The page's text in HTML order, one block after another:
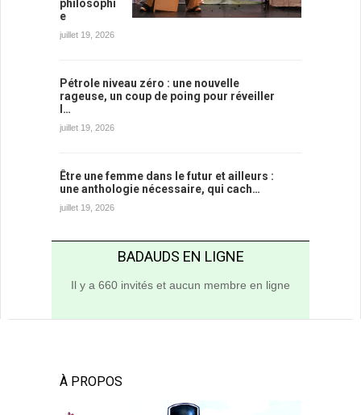
philosophi
e
juillet 19, 2026
Pétrole niveau zéro : une nouvelle
rageuse, un coup de poing pour réveiller
l…
juillet 19, 2026
Être une femme dans le futur et ailleurs :
une anthologie nécessaire, qui cach…
juillet 19, 2026
BADAUDS EN LIGNE
Il y a 660 invités et aucun membre en ligne
À PROPOS